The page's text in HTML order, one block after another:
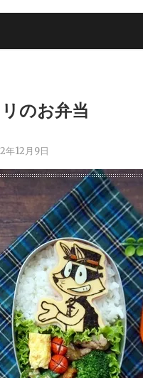
のお弁当
年12月9日